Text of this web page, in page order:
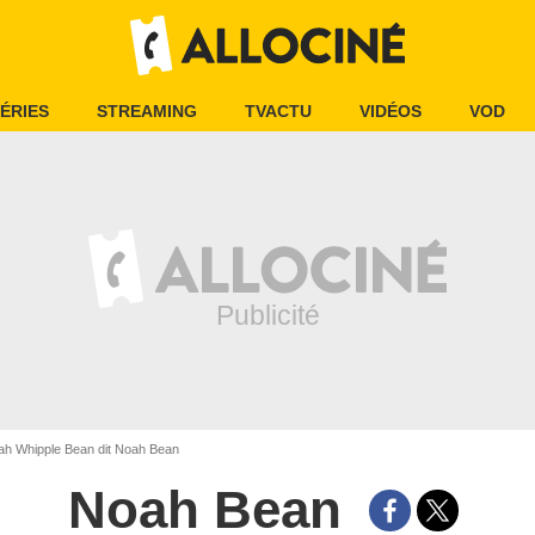
STREAMING TVACTU VIDÉOS VOD
Whipple Bean dit Noah Bean
Noah Bean